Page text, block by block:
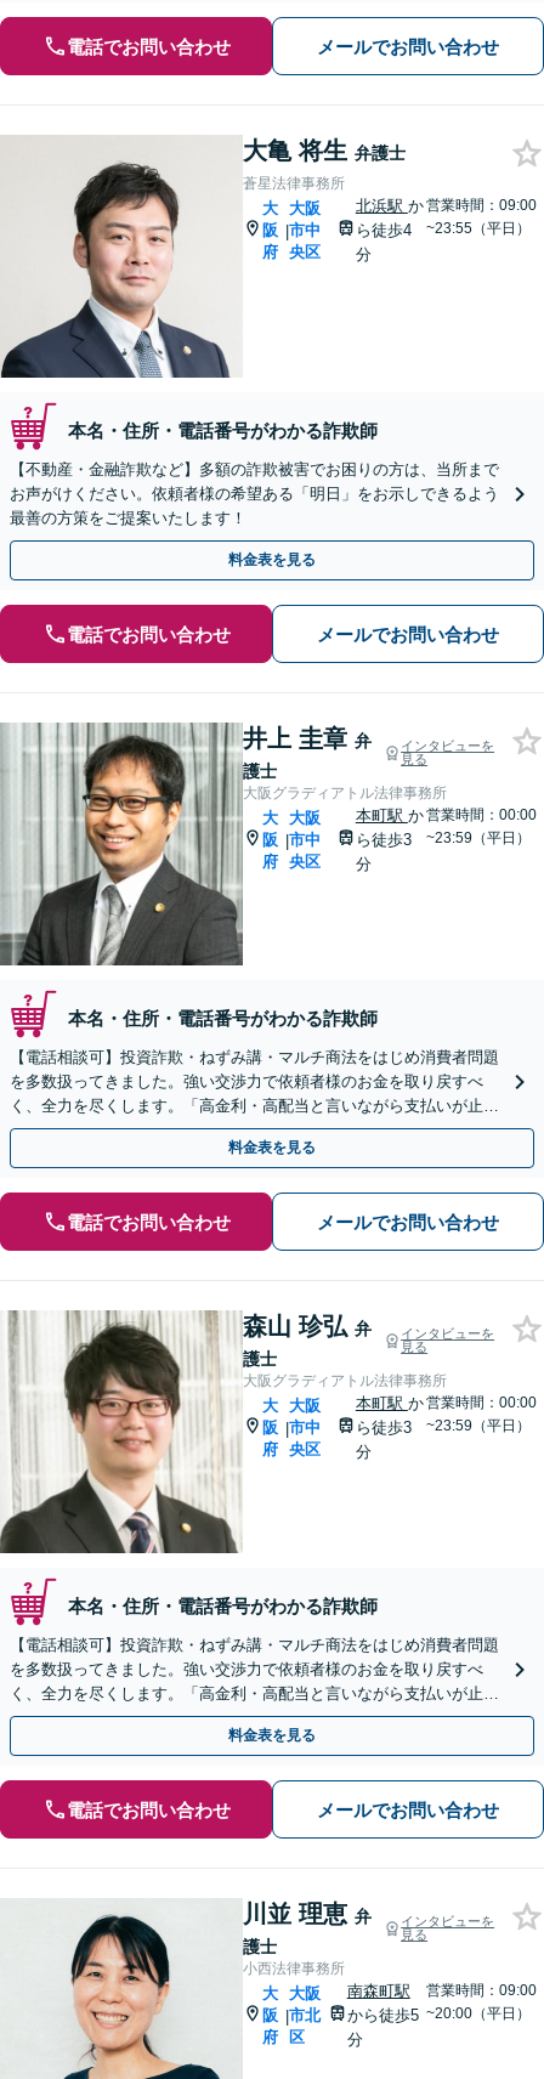
電話でお問い合わせ メールでお問い合わせ
大亀 将生 弁護士
蒼星法律事務所
大
阪
府
|
大阪
市中
央区
北浜駅 か
ら徒歩4
分
営業時間：09:00
~23:55（平日）
本名・住所・電話番号がわかる詐欺師
【不動産・金融詐欺など】多額の詐欺被害でお困りの方は、当所まで
お声がけください。依頼者様の希望ある「明日」をお示しできるよう
最善の方策をご提案いたします！
料金表を見る
電話でお問い合わせ メールでお問い合わせ
井上 圭章 弁
護士
インタビューを
見る
大阪グラディアトル法律事務所
大
阪
府
|
大阪
市中
央区
本町駅 か
ら徒歩3
分
営業時間：00:00
~23:59（平日）
本名・住所・電話番号がわかる詐欺師
【電話相談可】投資詐欺・ねずみ講・マルチ商法をはじめ消費者問題
を多数扱ってきました。強い交渉力で依頼者様のお金を取り戻すべ
く、全力を尽くします。「高金利・高配当と言いながら支払いが止ま
った」等、まずはお電話ください。
料金表を見る
電話でお問い合わせ メールでお問い合わせ
森山 珍弘 弁
護士
インタビューを
見る
大阪グラディアトル法律事務所
大
阪
府
|
大阪
市中
央区
本町駅 か
ら徒歩3
分
営業時間：00:00
~23:59（平日）
本名・住所・電話番号がわかる詐欺師
【電話相談可】投資詐欺・ねずみ講・マルチ商法をはじめ消費者問題
を多数扱ってきました。強い交渉力で依頼者様のお金を取り戻すべ
く、全力を尽くします。「高金利・高配当と言いながら支払いが止ま
った」等、まずはお電話ください。
料金表を見る
電話でお問い合わせ メールでお問い合わせ
川並 理恵 弁
護士
インタビューを
見る
小西法律事務所
大
阪
府
|
大阪
市北
区
南森町駅
から徒歩5
分
営業時間：09:00
~20:00（平日）